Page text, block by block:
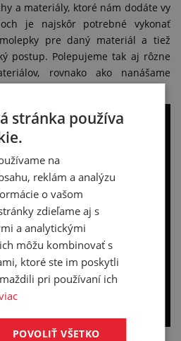
a materiály, ktoré nám dodáte vy
je najskôr potrebné vykonať
pre daný materiál a tiež
postup. Polepujeme tak aj rôzne
rovnako ako nanášame
látok a tkanín.
stránka používa
na
reklám a analýzu
o vašom
zdieľame aj s
a analytickými
môžu kombinovať s
ktoré ste im poskytli
pri používaní ich
POVOLIŤ VŠETKO